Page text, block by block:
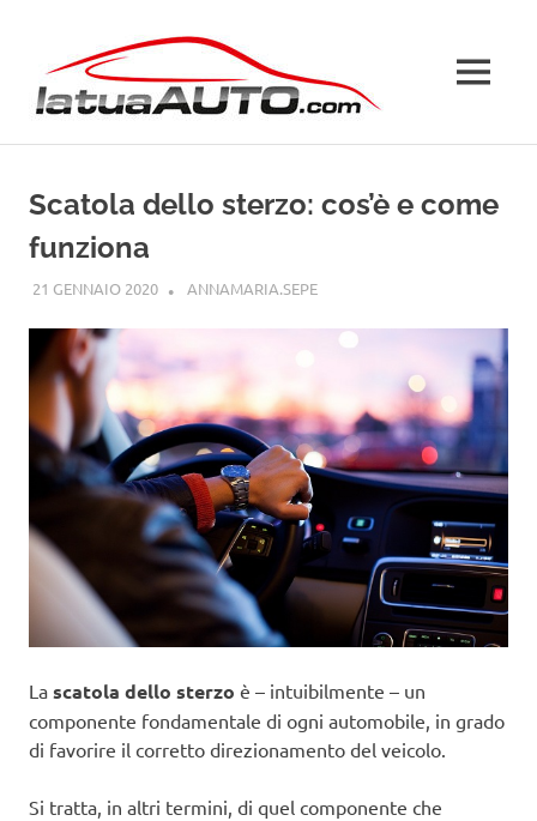
contenuto
MENU
Scatola dello sterzo: cos’è e come
funziona
21 GENNAIO 2020 ANNAMARIA.SEPEGUIDE
La scatola dello sterzo è – intuibilmente – un
componente fondamentale di ogni automobile, in grado
di favorire il corretto direzionamento del veicolo.
Si tratta, in altri termini, di quel componente che